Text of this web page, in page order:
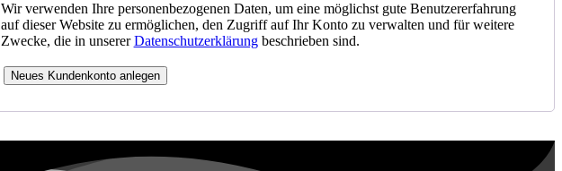
Wir verwenden Ihre personenbezogenen Daten, um eine möglichst gute Benutzererfahrung
auf dieser Website zu ermöglichen, den Zugriff auf Ihr Konto zu verwalten und für weitere
Zwecke, die in unsererDatenschutzerklärungbeschrieben sind.
Neues Kundenkonto anlegen